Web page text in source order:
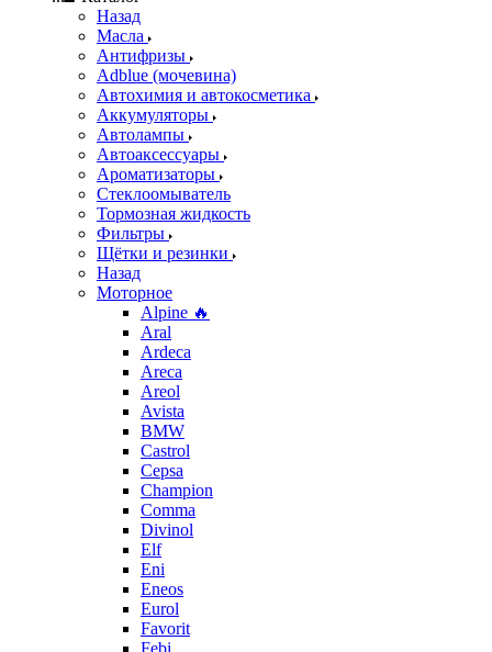
Назад
Масла
Антифризы
Adblue (мочевина)
Автохимия и автокосметика
Аккумуляторы
Автолампы
Автоаксессуары
Ароматизаторы
Стеклоомыватель
Тормозная жидкость
Фильтры
Щётки и резинки
Назад
Моторное
Alpine 🔥
Aral
Ardeca
Areca
Areol
Avista
BMW
Castrol
Cepsa
Champion
Comma
Divinol
Elf
Eni
Eneos
Eurol
Favorit
Febi